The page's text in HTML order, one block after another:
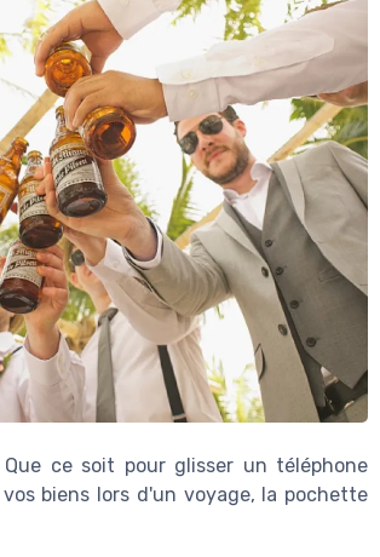
ce soit pour glisser un téléphone
biens lors d'un voyage, la pochette